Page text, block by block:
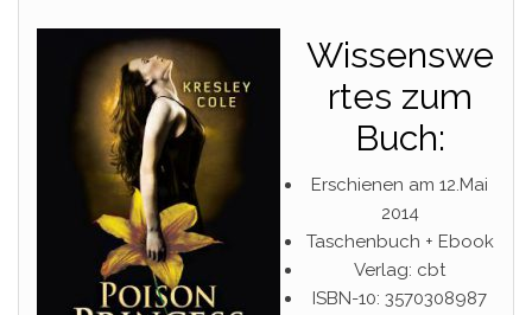
Wissenswe
rtes zum
Buch:
Erschienen am 12.Mai
2014
Taschenbuch + Ebook
Verlag: cbt
ISBN-10: 3570308987